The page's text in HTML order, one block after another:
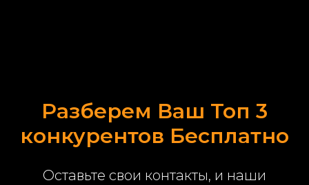
Разберем Ваш Топ 3
конкурентов Бесплатно
Оставьте свои контакты, и наши